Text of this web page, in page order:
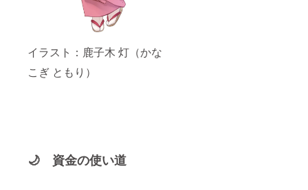
イラスト：鹿子木 灯（かな
こぎ ともり）
🌙 資金の使い道